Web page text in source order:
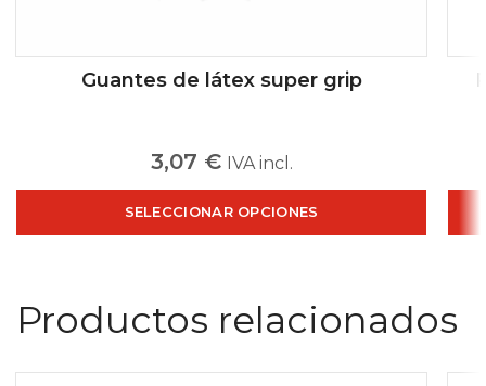
Guantes de látex super grip
3,07 € IVA incl.
SELECCIONAR OPCIONES
Productos relacionados